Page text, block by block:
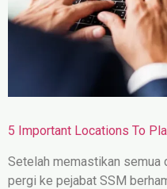
5 Important Locations To
Setelah memastikan semua
pergi ke pejabat SSM